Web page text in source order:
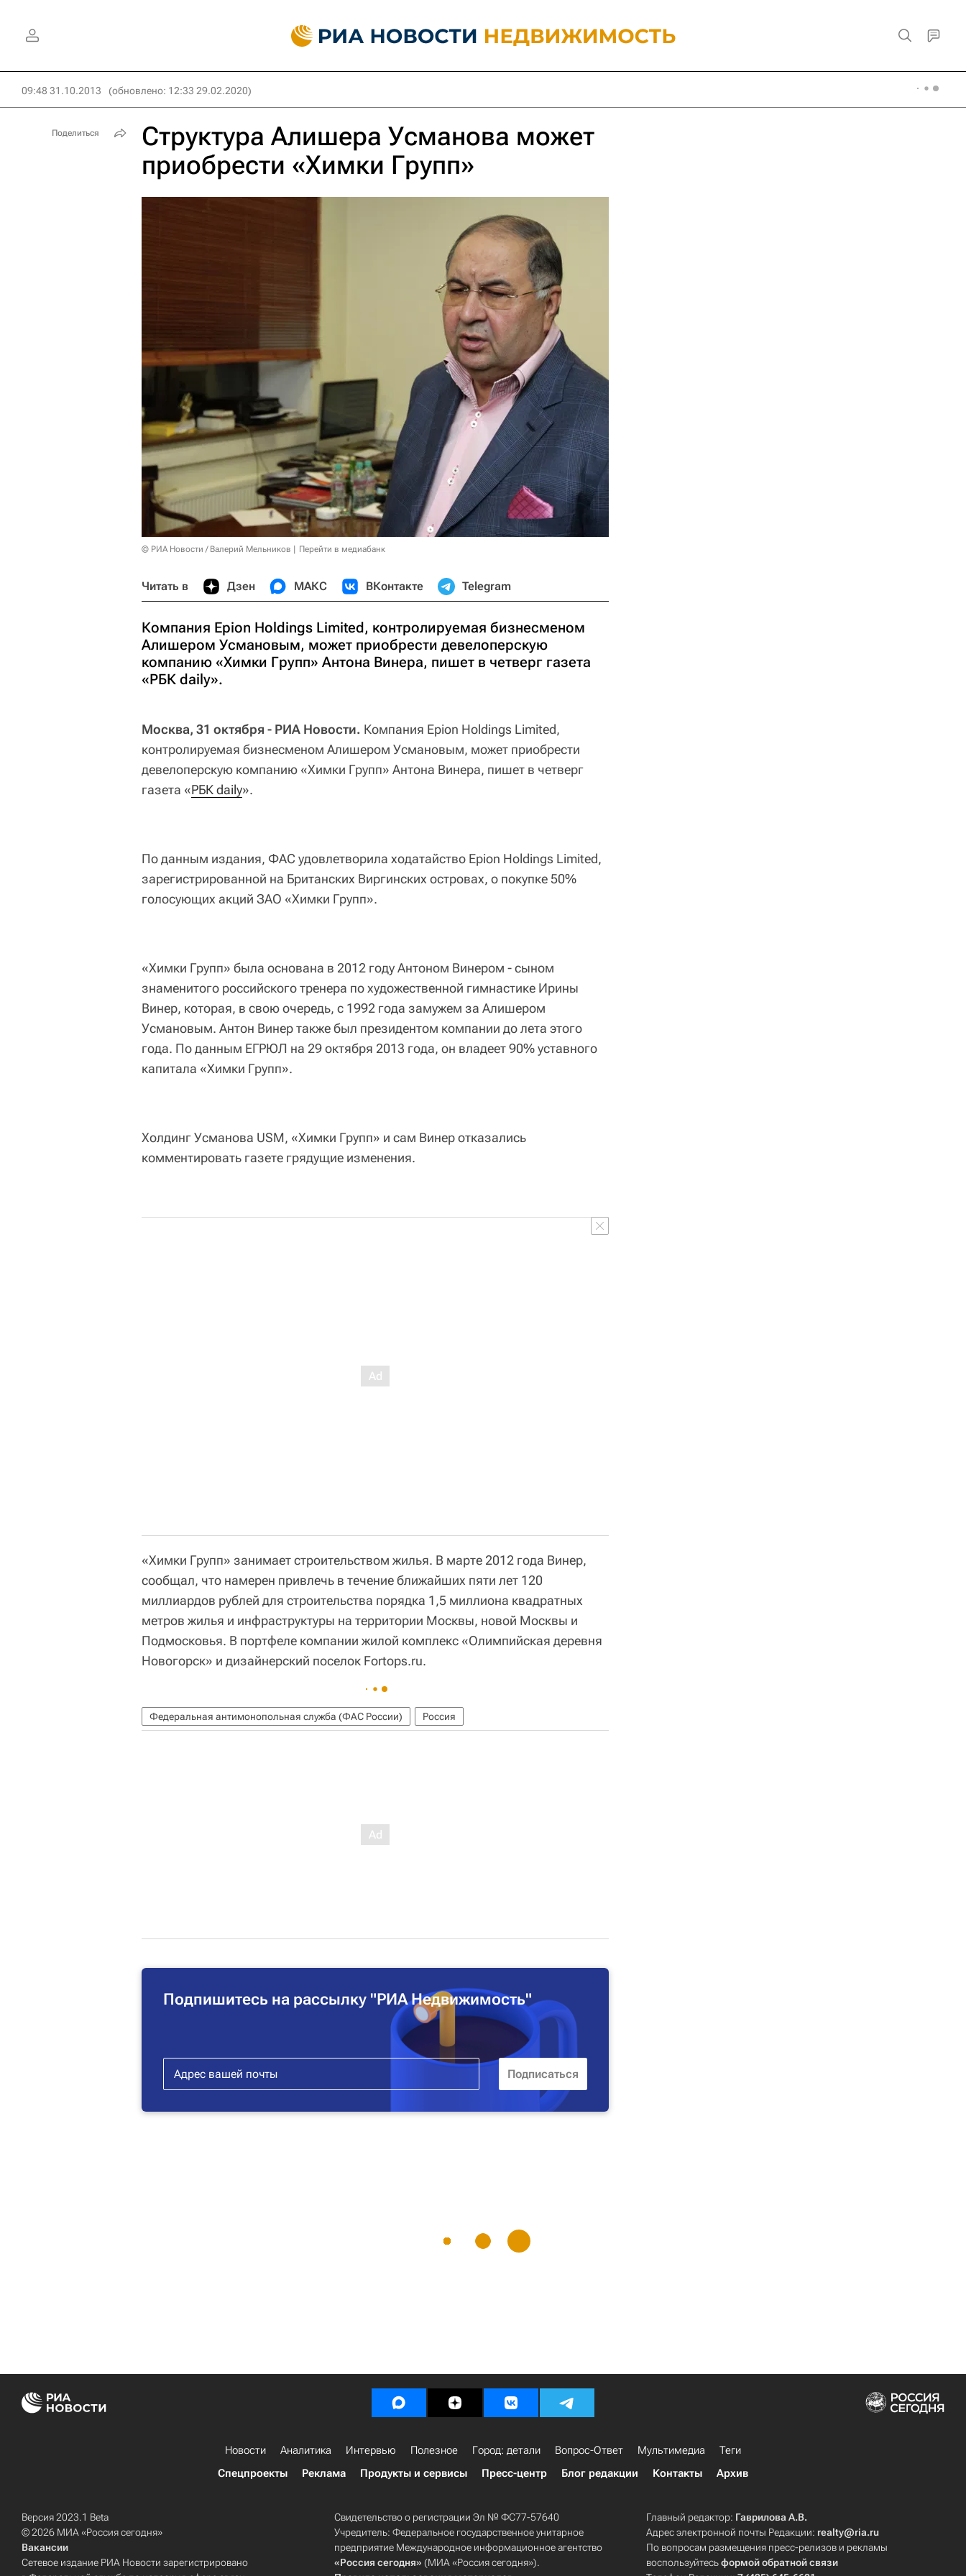
09:48 31.10.2013 (обновлено: 12:33 29.02.2020)
Структура Алишера Усманова может
приобрести «Химки Групп»
© РИА Новости / Валерий Мельников Перейти в медиабанк
Читать в Дзен МАКС ВКонтакте Telegram
Компания Epion Holdings Limited, контролируемая бизнесменом
Алишером Усмановым, может приобрести девелоперскую
компанию «Химки Групп» Антона Винера, пишет в четверг газета
«РБК daily».
Москва, 31 октября - РИА Новости. Компания Epion Holdings Limited,
контролируемая бизнесменом Алишером Усмановым, может приобрести
девелоперскую компанию «Химки Групп» Антона Винера, пишет в четверг
газета «РБК daily».
По данным издания, ФАС удовлетворила ходатайство Epion Holdings Limited,
зарегистрированной на Британских Виргинских островах, о покупке 50%
голосующих акций ЗАО «Химки Групп».
«Химки Групп» была основана в 2012 году Антоном Винером - сыном
знаменитого российского тренера по художественной гимнастике Ирины
Винер, которая, в свою очередь, с 1992 года замужем за Алишером
Усмановым. Антон Винер также был президентом компании до лета этого
года. По данным ЕГРЮЛ на 29 октября 2013 года, он владеет 90% уставного
капитала «Химки Групп».
Холдинг Усманова USM, «Химки Групп» и сам Винер отказались
комментировать газете грядущие изменения.
«Химки Групп» занимает строительством жилья. В марте 2012 года Винер,
сообщал, что намерен привлечь в течение ближайших пяти лет 120
миллиардов рублей для строительства порядка 1,5 миллиона квадратных
метров жилья и инфраструктуры на территории Москвы, новой Москвы и
Подмосковья. В портфеле компании жилой комплекс «Олимпийская деревня
Новогорск» и дизайнерский поселок Fortops.ru.
Федеральная антимонопольная служба (ФАС России) Россия
Подпишитесь на рассылку "РИА Недвижимость"
Поделиться
Новости Аналитика Интервью Полезное Город: детали Вопрос-Ответ Мультимедиа
Теги
Спецпроекты
Реклама Продукты и сервисы Пресс-центр Блог редакции Контакты Архив
Версия 2023.1 Beta
© 2026 МИА «Россия сегодня»
Вакансии
Сетевое издание РИА Новости зарегистрировано
Свидетельство о регистрации Эл № ФС77-57640
Учредитель: Федеральное государственное унитарное
предприятие Международное информационное агентство
«Россия сегодня» (МИА «Россия сегодня»).
Главный редактор: Гаврилова А.В.
Адрес электронной почты Редакции: realty@ria.ru
По вопросам размещения пресс-релизов и рекламы
воспользуйтесьформой обратной связи